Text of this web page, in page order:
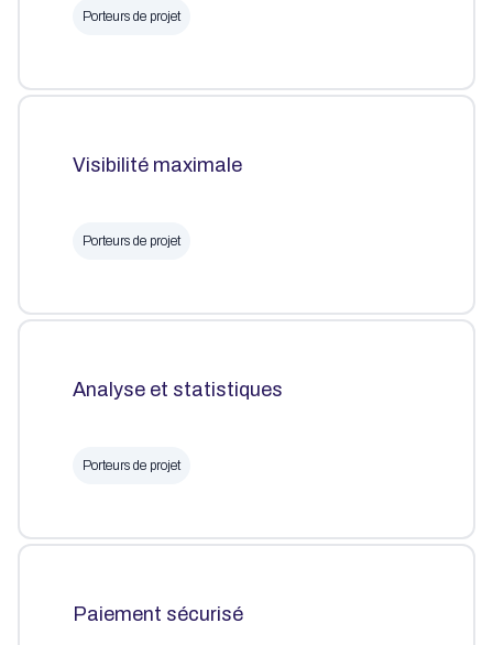
Porteurs de projet
Visibilité maximale
Porteurs de projet
Analyse et statistiques
Porteurs de projet
Paiement sécurisé